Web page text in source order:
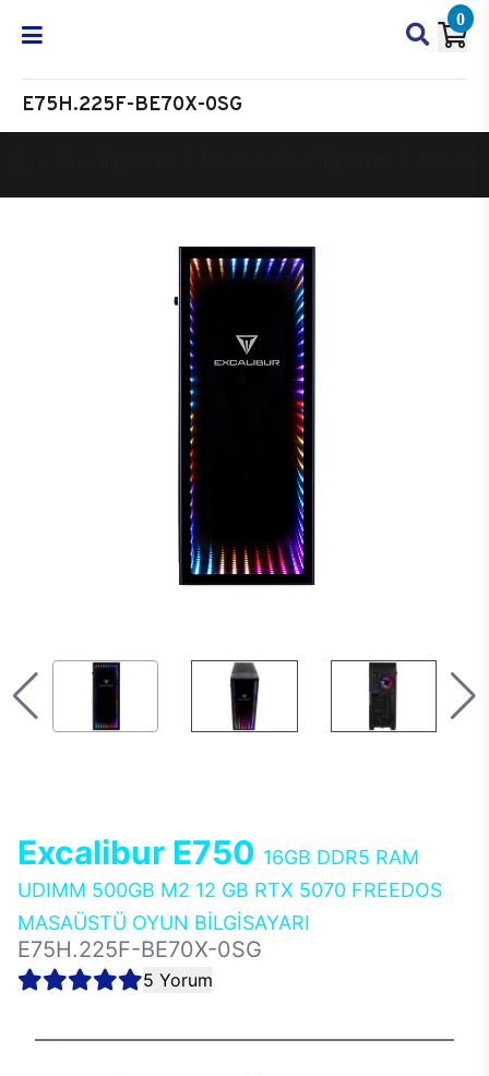
0
E75H.225F-BE70X-0SG
Excalibur E750 16GB DDR5 RAM
UDIMM 500GB M2 12 GB RTX 5070 FREEDOS
MASAÜSTÜ OYUN BİLGİSAYARI
E75H.225F-BE70X-0SG
5 Yorum